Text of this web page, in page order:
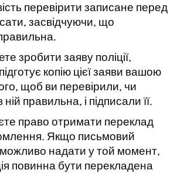
перевірити записане перед
засвідчуючи, що
зробити заяву поліції,
копію цієї заяви вашою
щоб ви перевірили, чи
правильна, і підписали її.
право отримати переклад
Якщо письмовий
надати у той момент,
повинна бути перекладена